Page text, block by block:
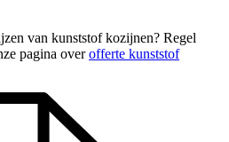
van kunststof kozijnen? Regel
pagina overofferte kunststof